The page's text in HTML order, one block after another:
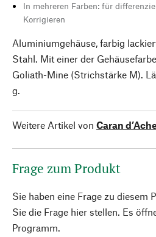
In mehreren Farben: für
Korrigieren
Aluminiumgehäuse, farbig
Stahl. Mit einer der
Goliath-Mine (Strichstärke M).
g.
Weitere Artikel von Caran
Frage zum Produkt
Sie haben eine Frage zu diesem
Sie die Frage hier stellen. Es
Programm.